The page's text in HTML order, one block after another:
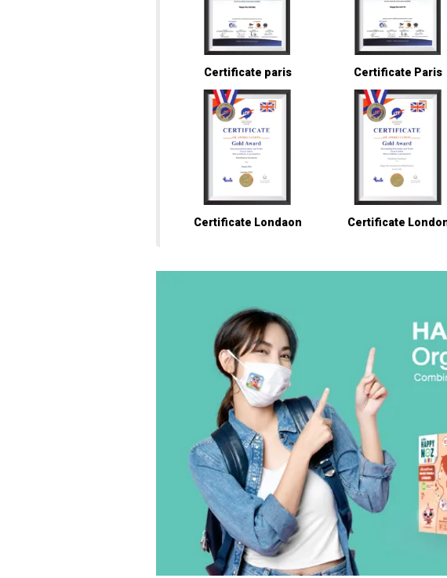
Certificate paris Certificate Paris
Certificate Londaon Certificate